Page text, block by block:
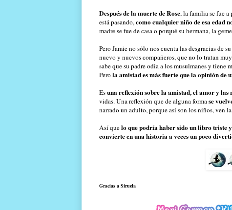
Después de la muerte de Rose, la familia se fue a
está pasando,como cualquier niño de esa edad
madre se fue de casa o porqué su hermana, la
Pero Jamie no sólo nos cuenta las desgracias de
nuevo y nuevos compañeros, que no lo tratan
sabe que su padre odia a los musulmanes y tiene
Perola amistad es más fuerte que la opinión de
Esuna reflexión sobre la amistad, el amor y las
vidas. Una reflexión que de alguna formase
narrado un adulto, porque así son los niños, ven
Así quelo que podría haber sido un libro triste
convierte en una historia a veces un poco
Gracias a Siruela